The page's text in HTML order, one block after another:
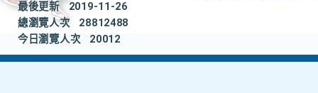
最後更新
2019-11-26
總瀏覽人次
28812488
今日瀏覽人次
20012